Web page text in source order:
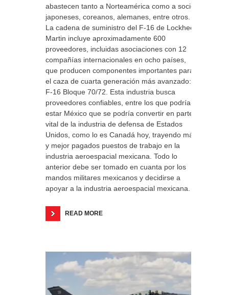
abastecen tanto a Norteamérica como a socios
japoneses, coreanos, alemanes, entre otros.
La cadena de suministro del F-16 de Lockheed
Martin incluye aproximadamente 600
proveedores, incluidas asociaciones con 12
compañías internacionales en ocho países,
que producen componentes importantes para
el caza de cuarta generación más avanzado: el
F-16 Bloque 70/72. Esta industria busca
proveedores confiables, entre los que podría
estar México que se podría convertir en parte
vital de la industria de defensa de Estados
Unidos, como lo es Canadá hoy, trayendo más
y mejor pagados puestos de trabajo en la
industria aeroespacial mexicana. Todo lo
anterior debe ser tomado en cuanta por los
mandos militares mexicanos y decidirse a
apoyar a la industria aeroespacial mexicana.
READ MORE